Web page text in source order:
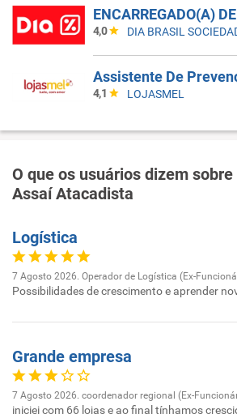
4,0 DIA BRASIL
Assistente De
4,1 LOJASMEL
O que os usuários dizem
Assaí Atacadista
Logística
7 Agosto 2026. Operador de Logística (Ex-
Possibilidades de crescimento e aprender
Grande empresa
7 Agosto 2026. coordenador regional (Ex-
iniciei com 66 lojas e ao final tínhamos